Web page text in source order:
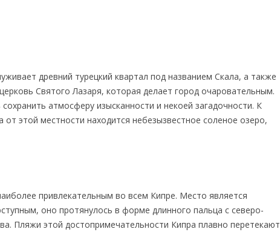
древний турецкий квартал под названием Скала, а также
Святого Лазаря, которая делает город очаровательным.
атмосферу изысканности и некоей загадочности. К
от этой местности находится небезызвестное соленое озеро,
привлекательным во всем Кипре. Место является
оно протянулось в форме длинного пальца с северо-
Пляжи этой достопримечательности Кипра плавно перетекают